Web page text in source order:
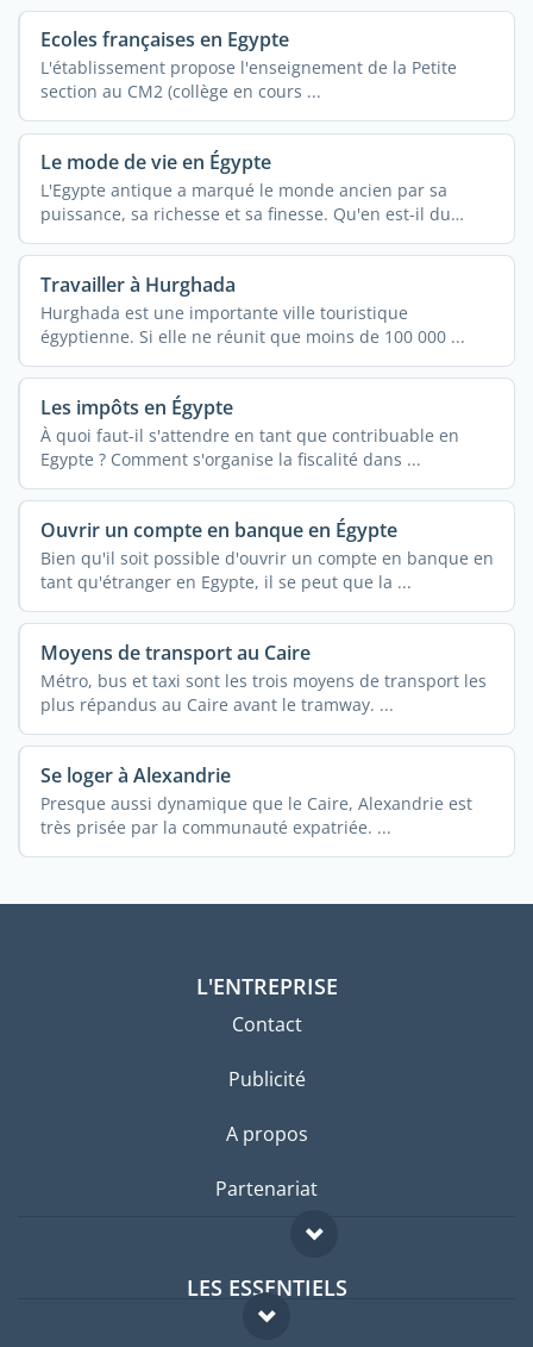
Ecoles françaises en Egypte
L'établissement propose l'enseignement de la Petite
section au CM2 (collège en cours ...
Le mode de vie en Égypte
L'Egypte antique a marqué le monde ancien par sa
puissance, sa richesse et sa finesse. Qu'en est-il du
mode ...
Travailler à Hurghada
Hurghada est une importante ville touristique
égyptienne. Si elle ne réunit que moins de 100 000 ...
Les impôts en Égypte
À quoi faut-il s'attendre en tant que contribuable en
Egypte ? Comment s'organise la fiscalité dans ...
Ouvrir un compte en banque en Égypte
Bien qu'il soit possible d'ouvrir un compte en banque en
tant qu'étranger en Egypte, il se peut que la ...
Moyens de transport au Caire
Métro, bus et taxi sont les trois moyens de transport les
plus répandus au Caire avant le tramway. ...
Se loger à Alexandrie
Presque aussi dynamique que le Caire, Alexandrie est
très prisée par la communauté expatriée. ...
L'ENTREPRISE
Contact
Publicité
A propos
Partenariat
LES ESSENTIELS
Forum expatriés